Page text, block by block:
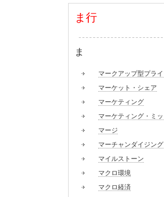
ま行
ま
マークアップ型プラ
マーケット・シェア
マーケティング
マーケティング・ミッ
マージ
マーチャンダイジング
マイルストーン
マクロ環境
マクロ経済